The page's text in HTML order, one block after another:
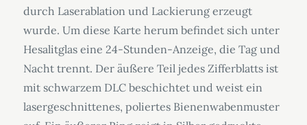
durch Laserablation und Lackierung erzeugt
wurde. Um diese Karte herum befindet sich unter
Hesalitglas eine 24-Stunden-Anzeige, die Tag und
Nacht trennt. Der äußere Teil jedes Zifferblatts ist
mit schwarzem DLC beschichtet und weist ein
lasergeschnittenes, poliertes Bienenwabenmuster